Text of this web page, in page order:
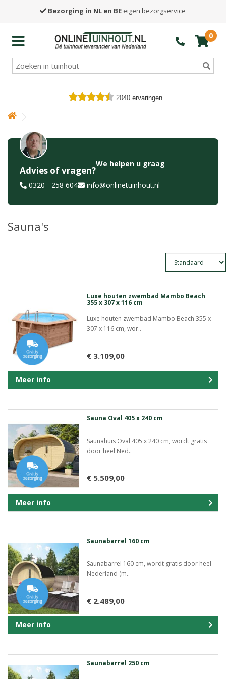
Bezorging in NL en BE eigen bezorgservice
0
2040 ervaringen
Advies of vragen?
We helpen u graag
0320 - 258 604 info@onlinetuinhout.nl
Sauna's
Luxe houten zwembad Mambo Beach
355 x 307 x 116 cm
Luxe houten zwembad Mambo Beach 355 x
307 x 116 cm, wor..
€ 3.109,00
Meer info
Sauna Oval 405 x 240 cm
Saunahuis Oval 405 x 240 cm, wordt gratis
door heel Ned..
€ 5.509,00
Meer info
Saunabarrel 160 cm
Saunabarrel 160 cm, wordt gratis door heel
Nederland (m..
€ 2.489,00
Meer info
Saunabarrel 250 cm